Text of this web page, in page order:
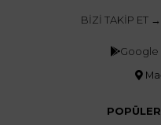
BİZİ TAKİP ET →
Google